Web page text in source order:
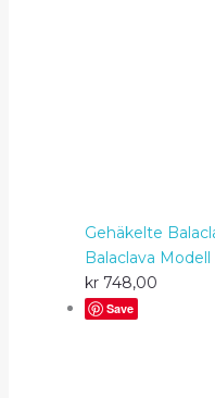
Gehäkelte
Balaclava Modell
kr748,00
Save